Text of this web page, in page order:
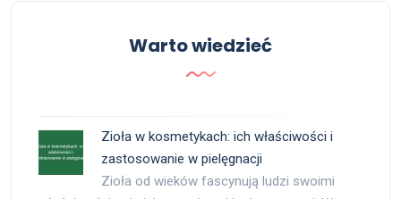
Warto wiedzieć
Zioła w kosmetykach: ich właściwości i
zastosowanie w pielęgnacji
Zioła od wieków fascynują ludzi swoimi